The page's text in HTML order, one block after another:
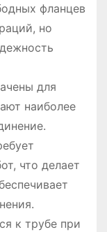
фланцев
но
для
наиболее
что делает
к трубе при